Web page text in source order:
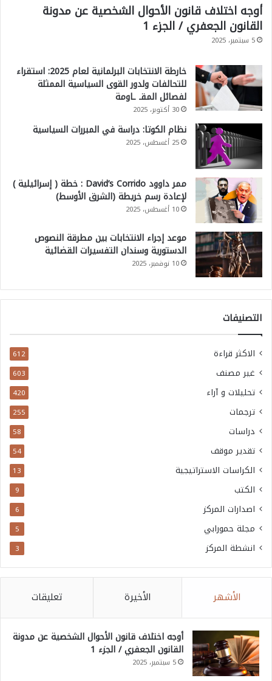
أوجه اختلاف قانون الأحوال الشخصية عن مدونة
القانون الجعفري / الجزء 1
5 سبتمبر، 2025
خارطة الانتخابات البرلمانية لعام 2025: استقراء
للتحالفات ولدور القوى السياسية الممثلة
لفصائل المقـ ـاومة
30 أكتوبر، 2025
نظام الكوتا: دراسة في المبررات السياسية
25 أغسطس، 2025
ممر داوود David’s Corrido : خطة ( إسرائيلية )
لإعادة رسم خريطة (الشرق الأوسط)
10 أغسطس، 2025
موعد إجراء الانتخابات بين مطرقة النصوص
الدستورية وسندان التفسيرات القضائية
10 نوفمبر، 2025
التصنيفات
الاكثر قراءة 612
غير مصنف 603
تحليلات و آراء 420
ترجمات 255
دراسات 58
تقدير موقف 54
الكراسات الاستراتيجية 13
الكتب 9
اصدارات المركز 6
مجلة حمورابي 5
انشطة المركز 3
الأشهر الأخيرة تعليقات
أوجه اختلاف قانون الأحوال الشخصية عن مدونة
القانون الجعفري / الجزء 1
5 سبتمبر، 2025